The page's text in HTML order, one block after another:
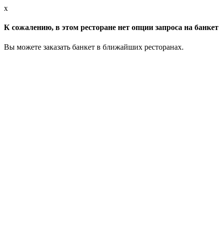
x
К сожалению, в этом ресторане нет опции запроса на
Вы можете заказать банкет в ближайших ресторанах.